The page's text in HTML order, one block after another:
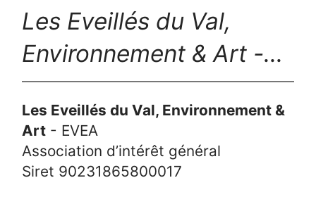
Les Eveillés du Val,
Environnement & Art -...
Les Eveillés du Val, Environnement &
Art - EVEA
Association d’intérêt général
Siret 90231865800017